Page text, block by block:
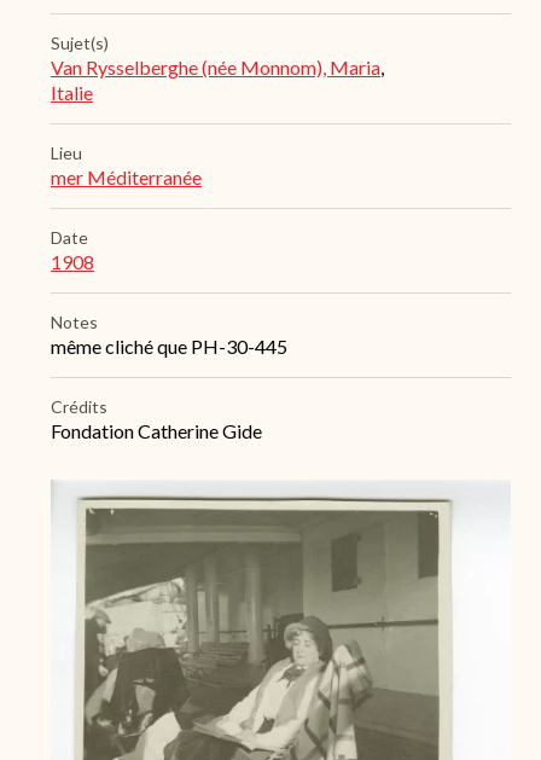
Sujet(s)
Van Rysselberghe (née Monnom), Maria,
Italie
Lieu
mer Méditerranée
Date
1908
Notes
même cliché que PH-30-445
Crédits
Fondation Catherine Gide
Archive